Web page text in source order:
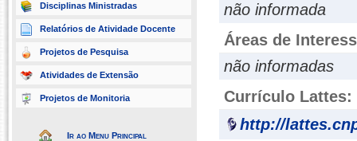
Disciplinas Ministradas
Relatórios de Atividade Docente
Projetos de Pesquisa
Atividades de Extensão
Projetos de Monitoria
Ir ao Menu Principal
não informada
Áreas de
não informadas
Currículo Lattes:
http://